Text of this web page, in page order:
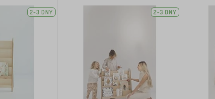
2-3 DNY 2-3 DNY